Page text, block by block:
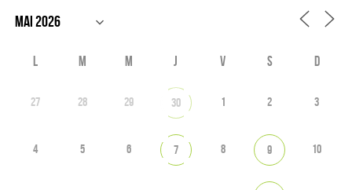
L M M J V S D
27 28 29 30 1 2 3
4 5 6 7 8 9 10